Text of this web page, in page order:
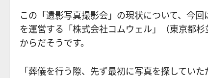
この「遺影写真撮影会」の現状について、今
を運営する「株式会社コムウェル」（東京都
からだそうです。
「葬儀を行う際、先ず最初に写真を探してい